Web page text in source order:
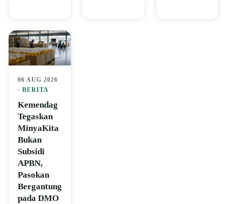
06 AUG 2026
· BERITA
Kemendag
Tegaskan
MinyaKita
Bukan
Subsidi
APBN,
Pasokan
Bergantung
pada DMO